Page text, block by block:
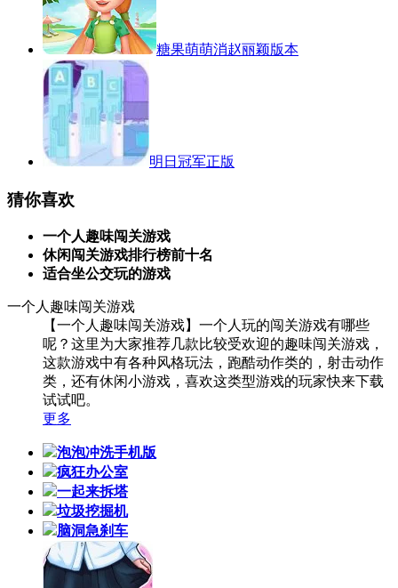
糖果萌萌消赵丽颖版本
明日冠军正版
猜你喜欢
一个人趣味闯关游戏
休闲闯关游戏排行榜前十名
适合坐公交玩的游戏
一个人趣味闯关游戏
【一个人趣味闯关游戏】一个人玩的闯关游戏有哪些
呢？这里为大家推荐几款比较受欢迎的趣味闯关游戏，
这款游戏中有各种风格玩法，跑酷动作类的，射击动作
类，还有休闲小游戏，喜欢这类型游戏的玩家快来下载
试试吧。
更多
泡泡冲洗手机版
疯狂办公室
一起来拆塔
垃圾挖掘机
脑洞急刹车